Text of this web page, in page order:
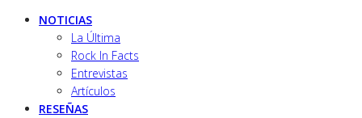
NOTICIAS
La Última
Rock In Facts
Entrevistas
Artículos
RESEÑAS